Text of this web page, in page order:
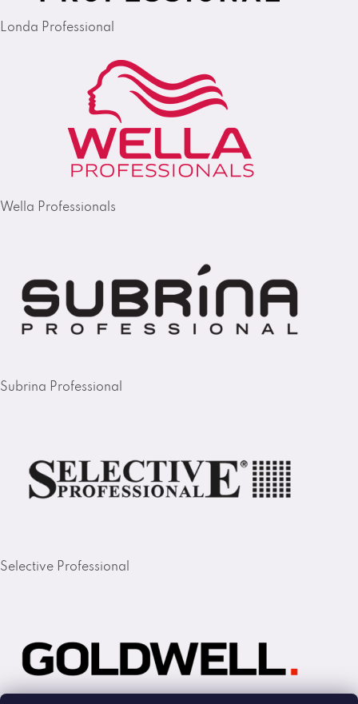
Londa Professional
Wella Professionals
Subrina Professional
Selective Professional